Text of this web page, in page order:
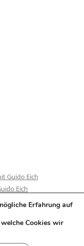
Guido Eich
Eich
Erfahrung auf
Cookies wir